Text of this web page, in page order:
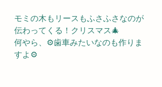
モミの木もリースもふさふさなのが
伝わってくる！クリスマス🎄
何やら、⚙歯車みたいなのも作りま
すよ⚙